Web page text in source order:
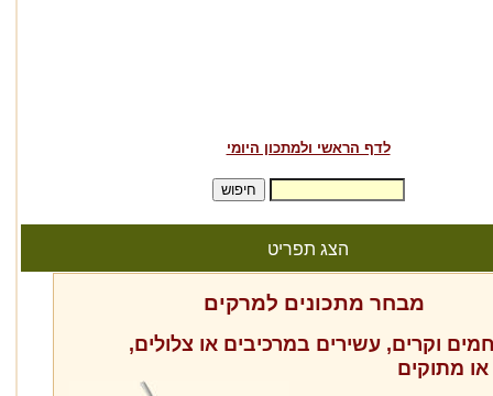
לדף הראשי ולמתכון היומי
הצג תפריט
מבחר מתכונים למרקים
וקרים, עשירים במרכיבים או צלולים,
מתוקים